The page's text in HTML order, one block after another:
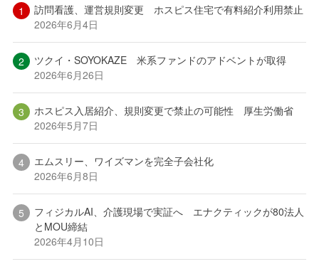
訪問看護、運営規則変更 ホスピス住宅で有料紹介利用禁止
2026年6月4日
ツクイ・SOYOKAZE 米系ファンドのアドベントが取得
2026年6月26日
ホスピス入居紹介、規則変更で禁止の可能性 厚生労働省
2026年5月7日
エムスリー、ワイズマンを完全子会社化
2026年6月8日
フィジカルAI、介護現場で実証へ エナクティックが80法人
とMOU締結
2026年4月10日